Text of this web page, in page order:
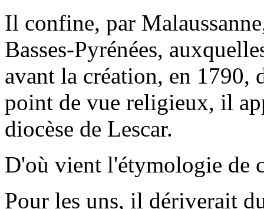
Il confine, par
Basses-Pyrénées,
avant la création, en 1790,
point de vue religieux, il
diocèse de Lescar.
D'où vient l'étymologie de
Pour les uns, il dériverait